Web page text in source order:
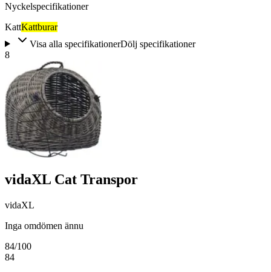
Nyckelspecifikationer
KattKattburar
Visa alla specifikationerDölj specifikationer
8
vidaXL Cat Transpor
vidaXL
Inga omdömen ännu
84/100
84